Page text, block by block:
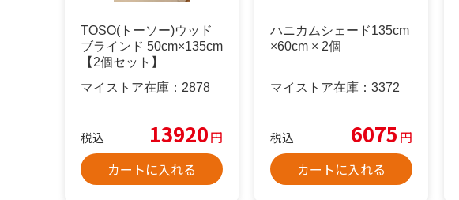
TOSO(トーソー)ウッド
ブラインド 50cm×135cm
【2個セット】
マイストア在庫： 2878
税込 13920円
カートに入れる
ハニカムシェード135cm
×60cm × 2個
マイストア在庫： 3372
税込 6075 円
カートに入れる